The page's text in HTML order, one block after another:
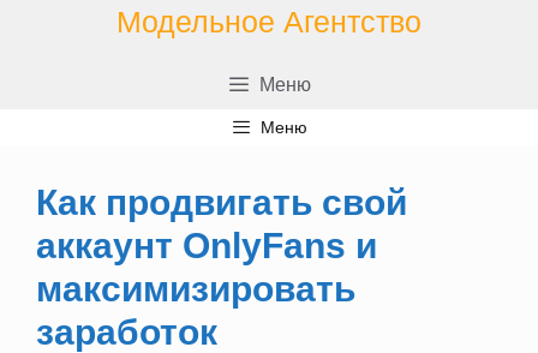
Модельное Агентство
Меню
Меню
Как продвигать свой
аккаунт OnlyFans и
максимизировать
заработок